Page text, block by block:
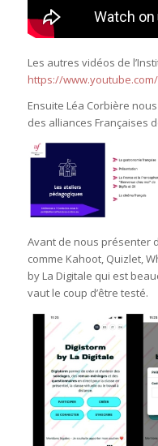
Les autres vidéos de
https://
Ensuite Léa Corbière
des alliances Françaises
Avant de nous présenter
comme Kahoot, Quizlet,
by La Digitale qui est
vaut le coup d’être testé.